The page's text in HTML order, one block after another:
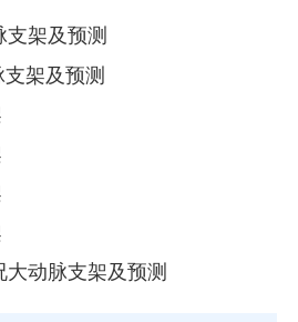
架及预测
架及预测
动脉支架及预测